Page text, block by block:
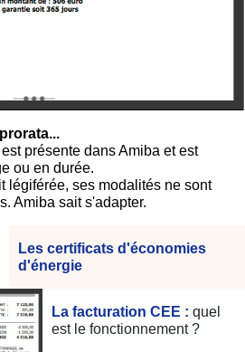
présente dans Amiba et est
ou en durée.
légiférée, ses modalités ne sont
Amiba sait s'adapter.
Les certificats d'économies
d'énergie
La facturation CEE : quel
est le fonctionnement ?